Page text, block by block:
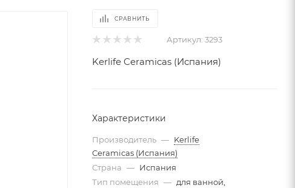
СРАВНИТЬ
Артикул: 3293
Kerlife Ceramicas (Испания)
Характеристики
Производитель — Kerlife
Ceramicas (Испания)
Страна — Испания
Тип помещения — для ванной,